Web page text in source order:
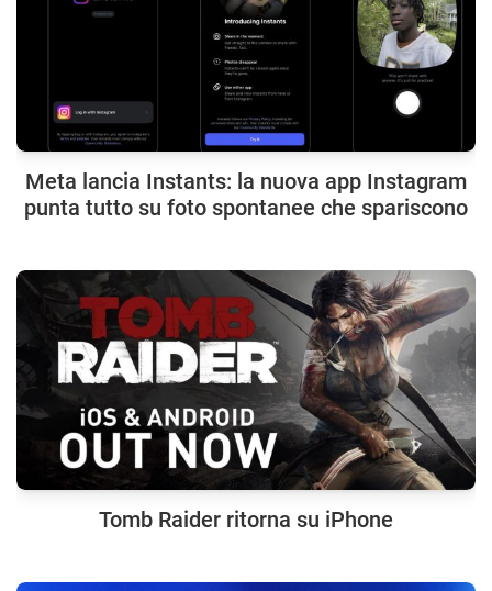
Meta lancia Instants: la nuova app Instagram
punta tutto su foto spontanee che spariscono
Tomb Raider ritorna su iPhone